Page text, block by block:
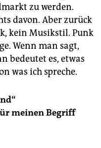
zu werden.
davon. Aber zurück
kein Musikstil. Punk
Wenn man sagt,
bedeutet es, etwas
was ich spreche.
meinen Begriff